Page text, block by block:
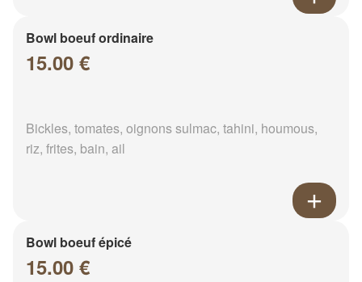
Bowl boeuf ordinaire
15.00 €
Bickles, tomates, oignons sulmac, tahini, houmous,
riz, frites, bain, ail
Bowl boeuf épicé
15.00 €